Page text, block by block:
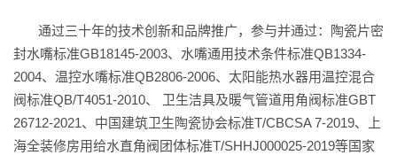
通过三十年的技术创新和品牌推广，参与并通过：陶瓷片密
封水嘴标准GB18145-2003、水嘴通用技术条件标准QB1334-
2004、温控水嘴标准QB2806-2006、太阳能热水器用温控混合
阀标准QB/T4051-2010、 卫生洁具及暖气管道用角阀标准GBT
26712-2021、中国建筑卫生陶瓷协会标准T/CBCSA 7-2019、上
海全装修房用给水直角阀团体标准T/SHHJ000025-2019等国家